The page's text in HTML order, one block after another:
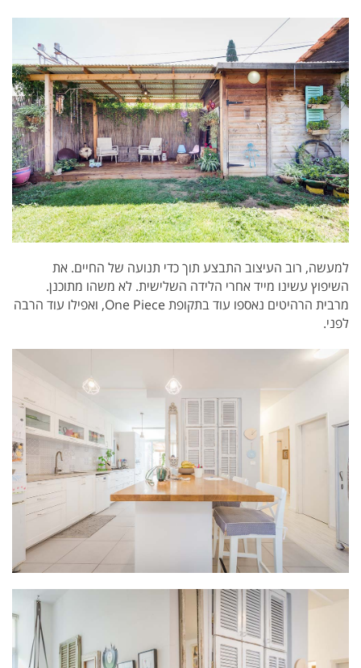
למעשה, רוב העיצוב התבצע תוך כדי תנועה של החיים. את
השיפוץ עשינו מייד אחרי הלידה השלישית. לא משהו מתוכנן.
מרבית הרהיטים נאספו עוד בתקופת One Piece, ואפילו עוד הרבה
לפני.